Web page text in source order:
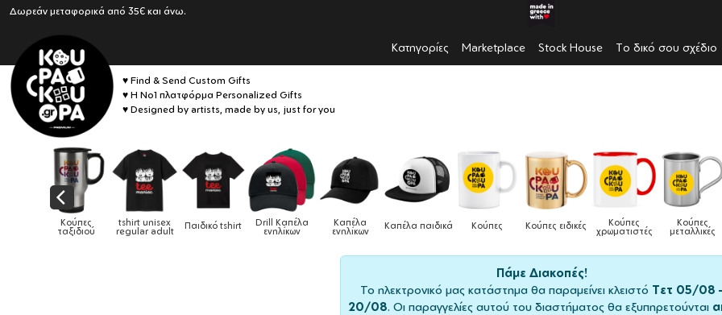
Δωρεάν μεταφορικά από 35€ και άνω.
Κατηγορίες Marketplace Stock House Το δικό σου σχέδιο
♥ Find & Send Custom Gifts
♥ Η No1 πλατφόρμα Personalized Gifts
♥ Designed by artists, made by us, just for you
Παιδικό tshirt Drill Καπέλα
ενηλίκων
Καπέλα
ενηλίκων Καπέλα παιδικά Κούπες Κούπες ειδικές Κούπες
χρωματιστές
Κούπες
μεταλλικές
Δοχεία
φαγητού Τσάντες
Πάμε Διακοπές!
Το ηλεκτρονικό μας κατάστημα θα παραμείνει κλειστό Τετ 05/08
20/08. Οι παραγγελίες αυτού του διαστήματος θα εξυπηρετούνται